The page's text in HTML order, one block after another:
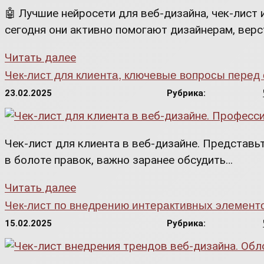
🤖 Лучшие нейросети для веб-дизайна, чек-
сегодня они активно помогают дизайнерам,
Читать далее
Чек-лист для клиента, ключевые вопросы
23.02.2025 Рубрика:
Чек-лист для клиента в веб-дизайне.
в болоте правок, важно заранее обсудить…
Читать далее
Чек-лист по внедрению интерактивных
15.02.2025 Рубрика: